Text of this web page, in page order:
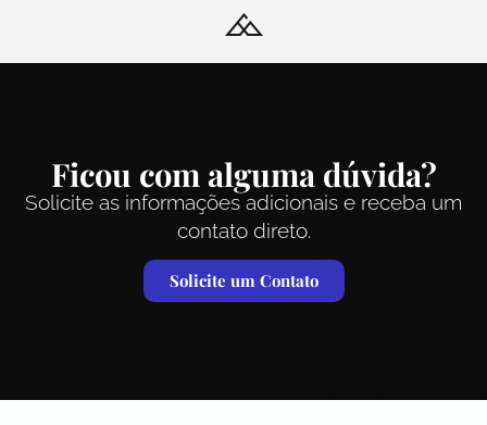
Ficou com alguma dúvida?
Solicite as informações adicionais e receba um
contato direto.
Solicite um Contato